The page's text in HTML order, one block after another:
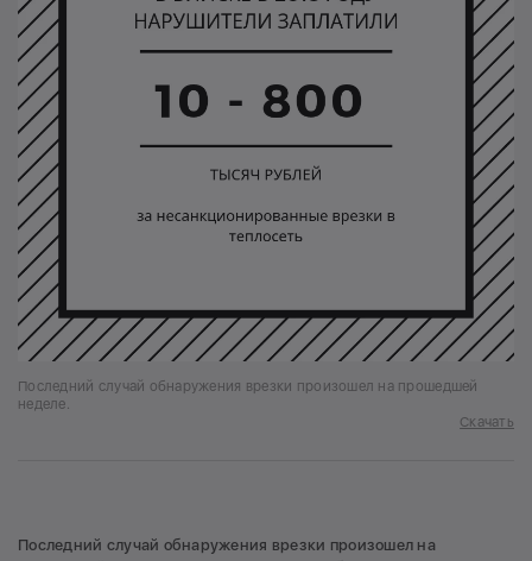
Последний случай обнаружения врезки произошел на прошедшей
неделе.
Скачать
Последний случай обнаружения врезки произошел на